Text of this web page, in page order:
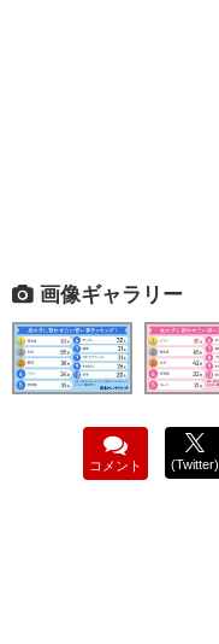
画像ギャラリー
コメント (Twitter)